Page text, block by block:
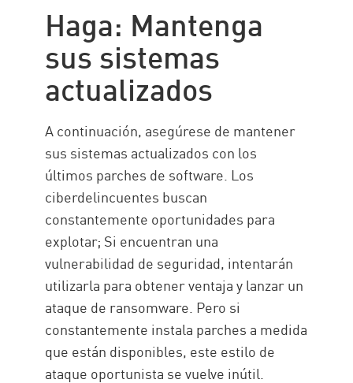
Haga: Mantenga
sus sistemas
actualizados
A continuación, asegúrese de mantener
sus sistemas actualizados con los
últimos parches de software. Los
ciberdelincuentes buscan
constantemente oportunidades para
explotar; Si encuentran una
vulnerabilidad de seguridad, intentarán
utilizarla para obtener ventaja y lanzar un
ataque de ransomware. Pero si
constantemente instala parches a medida
que están disponibles, este estilo de
ataque oportunista se vuelve inútil.